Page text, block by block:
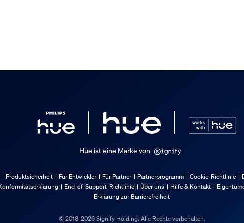
Hue ist eine Marke von
Produktsicherheit Für Entwickler Für Partner Partnerprogramm Cookie-Richtlinie
End-of-Support-Richtlinie Über uns Hilfe & Kontakt
Erklärung zur Barrierefreiheit
© 2018-2026 Signify Holding. Alle Rechte vorbehalten.